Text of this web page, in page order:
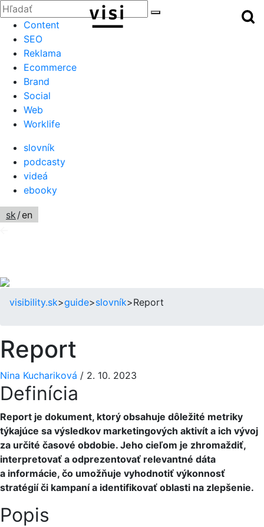
Zatvoriť
Hľadať:
Menu
Content
SEO
Reklama
Ecommerce
Brand
Social
Web
Worklife
slovník
podcasty
videá
ebooky
sk/en
visibility.sk>guide>slovník>Report
Report
Nina Kuchariková / 2. 10. 2023
Definícia
Report je dokument, ktorý obsahuje dôležité metriky
týkajúce sa výsledkov marketingových aktivít a ich vývoj
za určité časové obdobie. Jeho cieľom je zhromaždiť,
interpretovať a odprezentovať relevantné dáta
a informácie, čo umožňuje vyhodnotiť výkonnosť
stratégií či kampaní a identifikovať oblasti na zlepšenie.
Popis